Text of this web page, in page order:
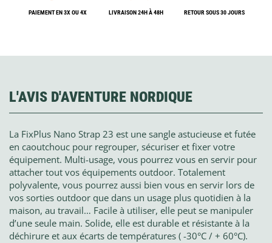
PAIEMENT EN 3X OU 4X LIVRAISON 24H À 48H RETOUR SOUS 30 JOURS
L'AVIS D'AVENTURE NORDIQUE
La FixPlus Nano Strap 23 est une sangle astucieuse et futée
en caoutchouc pour regrouper, sécuriser et fixer votre
équipement. Multi-usage, vous pourrez vous en servir pour
attacher tout vos équipements outdoor. Totalement
polyvalente, vous pourrez aussi bien vous en servir lors de
vos sorties outdoor que dans un usage plus quotidien à la
maison, au travail… Facile à utiliser, elle peut se manipuler
d’une seule main. Solide, elle est durable et résistante à la
déchirure et aux écarts de températures ( -30°C / + 60°C).